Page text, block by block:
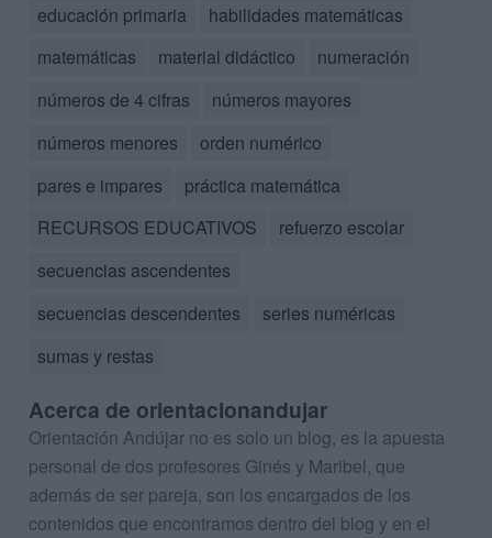
educación primaria
habilidades matemáticas
matemáticas
material didáctico
numeración
números de 4 cifras
números mayores
números menores
orden numérico
pares e impares
práctica matemática
RECURSOS EDUCATIVOS
refuerzo escolar
secuencias ascendentes
secuencias descendentes
series numéricas
sumas y restas
Acerca de orientacionandujar
Orientación Andújar no es solo un blog, es la apuesta
personal de dos profesores Ginés y Maribel, que
además de ser pareja, son los encargados de los
contenidos que encontramos dentro del blog y en el